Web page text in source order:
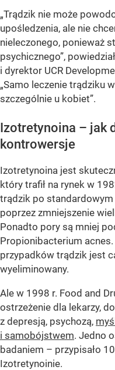
„Trądzik nie może
upośledzenia, ale nie
nieleczonego, ponieważ
psychicznego”,
i dyrektor UCR
„Samo leczenie trądziku
szczególnie u kobiet”.
Izotretynoina – jak
kontrowersje
Izotretynoina jest
który trafił na rynek w
trądzik po
poprzez zmniejszenie
Ponadto pory są mniej
Propionibacterium
przypadków trądzik jest
wyeliminowany.
Ale w 1998 r. Food and
ostrzeżenie dla lekarzy,
z depresją, psychozą,
i samobójstwem. Jedno
badaniem – przypisało
Izotretynoinie.